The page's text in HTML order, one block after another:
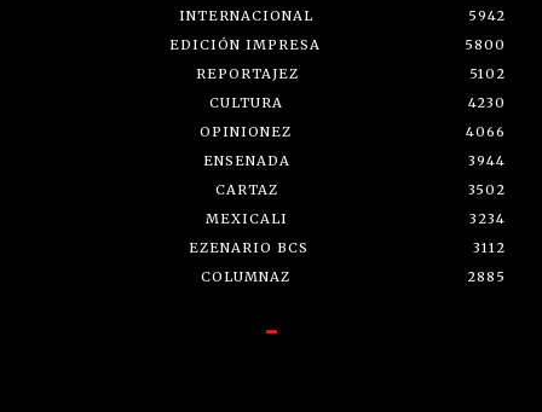
INTERNACIONAL
5942
EDICIÓN IMPRESA
5800
REPORTAJEZ
5102
CULTURA
4230
OPINIONEZ
4066
ENSENADA
3944
CARTAZ
3502
MEXICALI
3234
EZENARIO BCS
3112
COLUMNAZ
2885
-